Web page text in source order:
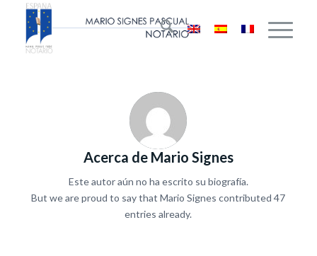
Acerca de Mario Signes
Este autor aún no ha escrito su biografía.
But we are proud to say thatMario Signes contributed 47
entries already.